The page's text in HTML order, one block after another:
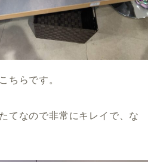
ちらです。
てなので非常にキレイで、な